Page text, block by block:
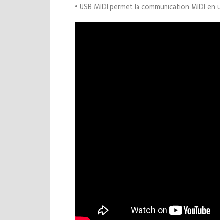
• USB MIDI permet la communication MIDI en